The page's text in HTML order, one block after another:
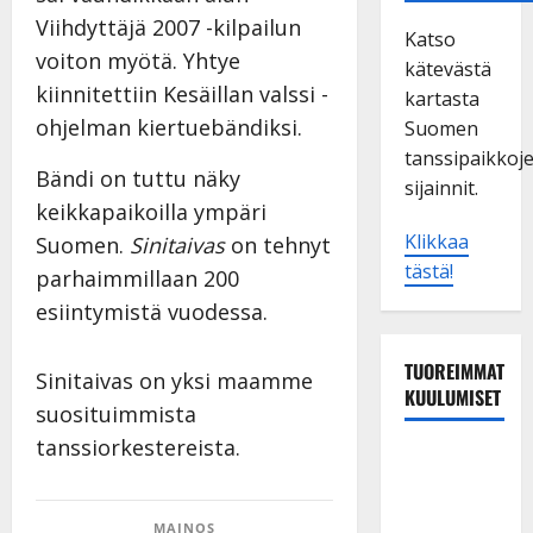
Viihdyttäjä 2007 -kilpailun
voiton myötä. Yhtye
kiinnitettiin Kesäillan valssi -
ohjelman kiertuebändiksi.
Bändi on tuttu näky
keikkapaikoilla ympäri
Suomen. Sinitaivason tehnyt
parhaimmillaan 200
esiintymistä vuodessa.
Sinitaivas on yksi maamme
suosituimmista
tanssiorkestereista.
MAINOS
Katso
kätevästä
kartasta
Suomen
sijainnit.
Klikkaa
tästä!
TUOREIMMAT
KUULUMISET